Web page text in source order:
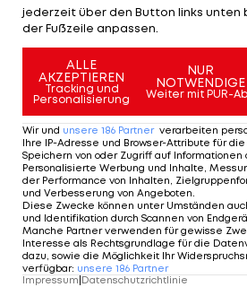
Manager.
Das Dober-Gerücht also ein
von außen Unruhe nach
"Nein, das kann ich mir nicht
bin ich da aber auch ein wenig
versichern, dass sowohl vor, als
Geschichte absolute Ruhe im
Köck.
Die Hoffnung lebt weiter
jederzeit über den Button links unten
der Fußzeile anpassen.
ALLE
AKZEPTIEREN
Tracking und
Personalisierung
NUR
NOTWENDIGE
Weiter mit PUR-
Wir und unsere 186 Partner verarbeiten
Ihre IP-Adresse und Browser-Attribute für
Speichern von oder Zugriff auf
Personalisierte Werbung und Inhalte,
der Performance von Inhalten,
und Verbesserung von Angeboten.
Diese Zwecke können unter Umständen
und Identifikation durch Scannen von
Manche Partner verwenden für gewisse
Interesse als Rechtsgrundlage für die
dazu, sowie die Möglichkeit Ihr
verfügbar: unsere 186 Partner
Impressum Datenschutzrichtlinie